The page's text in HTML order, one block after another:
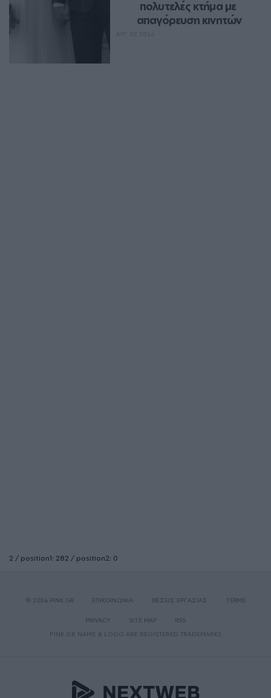
πολυτελές κτήμα με
απαγόρευση κινητών
2 / position1: 282 / position2: 0
© 2026 PINK.GR ΕΠΙΚΟΙΝΩΝΙΑ ΘΕΣΕΙΣ ΕΡΓΑΣΙΑΣ TERMS
PRIVACY SITE MAP
RSS
PINK.GR NAME & LOGO ARE REGISTERED TRADEMARKS